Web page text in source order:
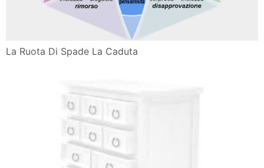
La Ruota Di Spade La Caduta